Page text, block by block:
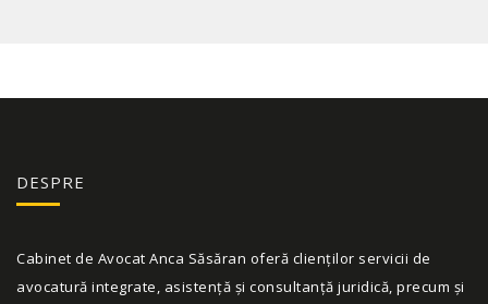
DESPRE
Cabinet de Avocat Anca Săsăran oferă clienților servicii de
avocatură integrate, asistență și consultanță juridică, precum și